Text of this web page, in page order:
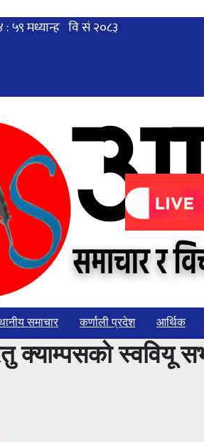
समाचार कर्णाली प्रदेश आर्थिक
क्याम्पसको स्ववियू